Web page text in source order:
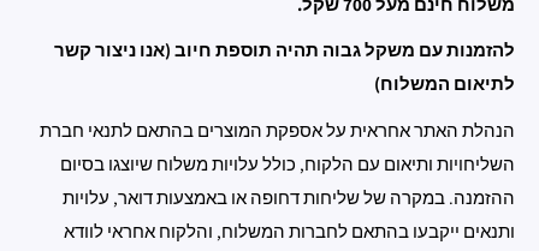
להזמנות עם משקל גבוה תהיה תוספת חיוב (אנו ניצור קשר
לתיאום המשלוח)
הנהלת האתר אחראית על אספקת המוצרים בהתאם לתנאי חברת
השליחויות ותיאום עם הלקוח, כולל עלויות משלוח שיוצגו בסיום
ההזמנה. במקרה של שליחות דחופה או באמצעות דואר, עלויות
ותנאים ייקבעו בהתאם לחברות המשלוח, והלקוח אחראי לוודא